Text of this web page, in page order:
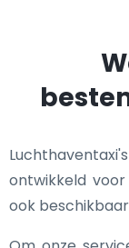
ontwikkeld
ook